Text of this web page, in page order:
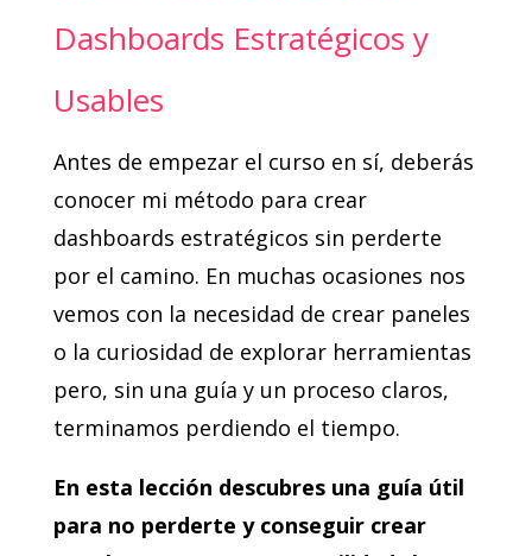
Dashboards Estratégicos y
Usables
Antes de empezar el curso en sí, deberás
conocer mi método para crear
dashboards estratégicos sin perderte
por el camino. En muchas ocasiones nos
vemos con la necesidad de crear paneles
o la curiosidad de explorar herramientas
pero, sin una guía y un proceso claros,
terminamos perdiendo el tiempo.
En esta lección descubres una guía útil
para no perderte y conseguir crear